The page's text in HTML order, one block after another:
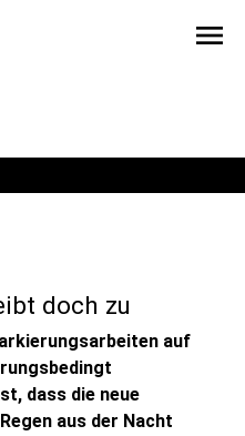
menu
doch zu
auf
dass die neue
aus der Nacht